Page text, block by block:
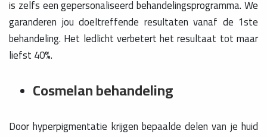
is zelfs een gepersonaliseerd behandelingsprogramma. We
garanderen jou doeltreffende resultaten vanaf de 1ste
behandeling. Het ledlicht verbetert het resultaat tot maar
liefst 40%.
Cosmelan behandeling
Door hyperpigmentatie krijgen bepaalde delen van je huid